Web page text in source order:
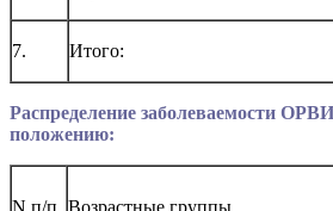
7. Итого:
Распределение заболеваемости
положению:
N п/п Возрастные группы